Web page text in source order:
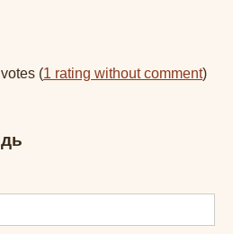
(1 rating without comment)